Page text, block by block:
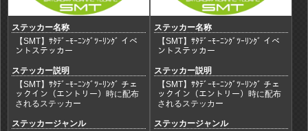
ステッカー名称
【SMT】ｻﾀﾃﾞｰﾓｰﾆﾝｸﾞﾂｰﾘﾝｸﾞ イベ
ントステッカー
ステッカー説明
【SMT】ｻﾀﾃﾞｰﾓｰﾆﾝｸﾞﾂｰﾘﾝｸﾞ チェ
ックイン（エントリー）時に配布
されるステッカー
ステッカージャンル
ステッカー名称
【SMT】ｻﾀﾃﾞｰﾓｰﾆﾝｸﾞﾂｰﾘﾝｸﾞ イベ
ントステッカー
ステッカー説明
【SMT】ｻﾀﾃﾞｰﾓｰﾆﾝｸﾞﾂｰﾘﾝｸﾞ チェ
ックイン（エントリー）時に配布
されるステッカー
ステッカージャンル